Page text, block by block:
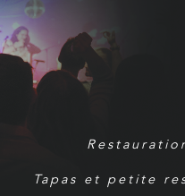
Tapas et petite